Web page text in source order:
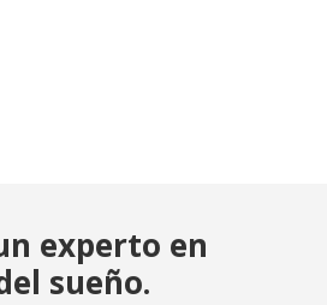
experto en
sueño.